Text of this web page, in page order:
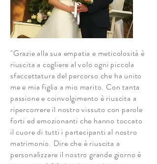
"Grazie alla sua empatia e meticolosità è
riuscita a cogliere al volo ogni piccola
sfaccettatura del percorso che ha unito
me e mia figlia a mio marito. Con tanta
passione e coinvolgimento è riuscita a
ripercorrere il nostro vissuto con parole
forti ed emozionanti che hanno toccato
il cuore di tutti i partecipanti al nostro
matrimonio. Dire che è riuscita a
personalizzare il nostro grande giorno è